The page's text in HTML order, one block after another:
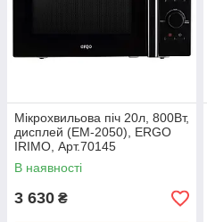
Мікрохвильова піч 20л, 800Вт,
дисплей (EM-2050), ERGO
IRIMO, Арт.70145
В наявності
3 630 ₴